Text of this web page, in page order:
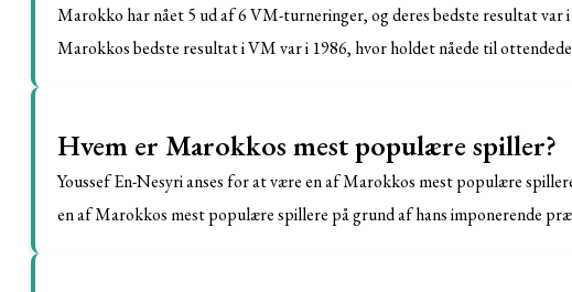
Marokko har nået 5 ud af 6 VM-turneringer, og deres bedste resultat var
Marokkos bedste resultat i VM var i 1986, hvor holdet nåede til
Hvem er Marokkos mest populære spiller?
Youssef En-Nesyri anses for at være en af Marokkos mest populære
en af Marokkos mest populære spillere på grund af hans imponerende